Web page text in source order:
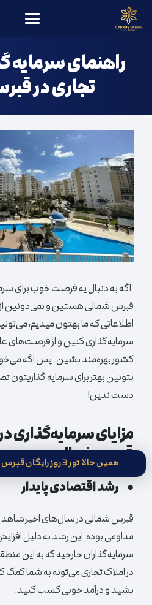
راهنمای سرمایه
تجاری در
اگه به دنبال یه فرصت خوب برای
قبرس شمالی هستین و نمی‌دونین از
اطلاعاتی که ما بهتون میدیم،
سرمایه‌گذاری کنین و از فرصت‌های
کشور بهره‌مند بشین. پس اگه
بتونین بهتر برای سرمایه گذاریتون
دست ندین!
مزایای سرمایه‌گذاری
قبرس شمالی
● رشد اقتصادی پایدار
قبرس شمالی در سال‌های اخیر شاهد
مداومی بوده. این رشد به دلیل
سرمایه‌گذاران خارجیه که به این
در املاک تجاری می‌تونه به شما کمک
بشید و درآمد خوبی کسب کنید.
همین حالا تور 3 روز رایگان قبرس شمالی را رزرو کنید